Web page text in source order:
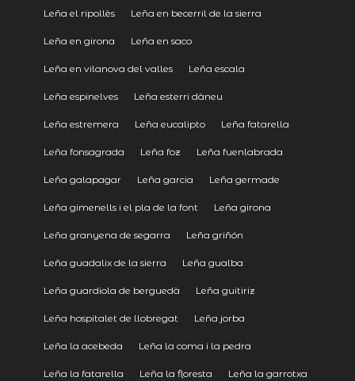
Leña el ripollès Leña en becerril de la sierra
Leña en girona Leña en saco
Leña en vilanova del valles Leña escala
Leña espinelves Leña esterri dàneu
Leña estremera Leña eucalipto Leña fatarella
Leña fonsagrada Leña foz Leña fuenlabrada
Leña galapagar Leña garcia Leña germade
Leña gimenells i el pla de la font Leña girona
Leña granyena de segarra Leña griñón
Leña guadalix de la sierra Leña gualba
Leña guardiola de berguedà Leña guitiriz
Leña hospitalet de llobregat Leña jorba
Leña la acebeda Leña la coma i la pedra
Leña la fatarella Leña la floresta Leña la garrotxa